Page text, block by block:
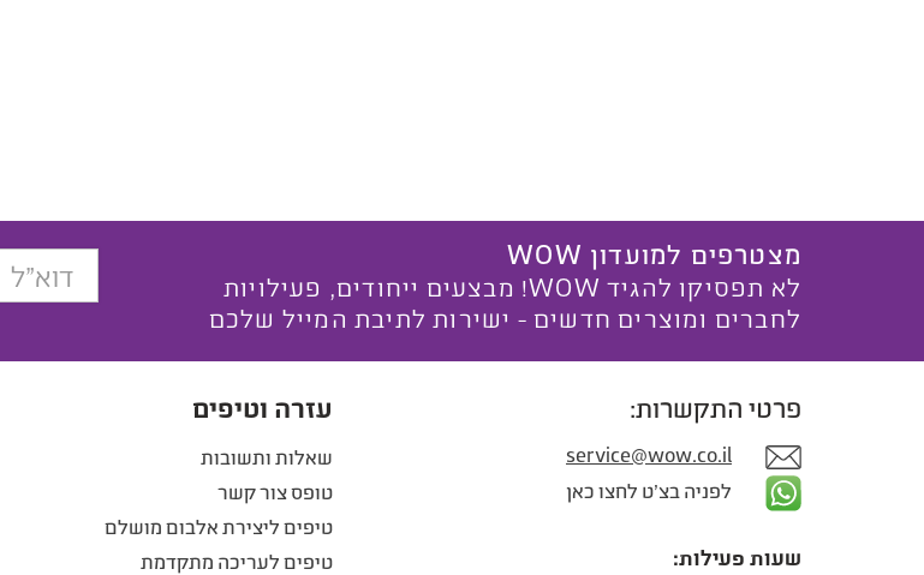
מצטרפים למועדון WOW
לא תפסיקו להגיד WOW! מבצעים ייחודים, פעילויות
לחברים ומוצרים חדשים - ישירות לתיבת המייל שלכם
פרטי התקשרות:
service@wow.co.il
לפניה בצ'ט לחצו כאן
שעות פעילות:
עזרה וטיפים
שאלות ותשובות
טופס צור קשר
טיפים ליצירת אלבום מושלם
טיפים לעריכה מתקדמת